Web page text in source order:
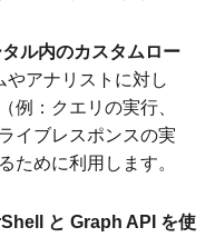
ル内のカスタムロー
アナリストに対し
例：クエリの実行、
イブレスポンスの実
ために利用します。
と Graph API を使